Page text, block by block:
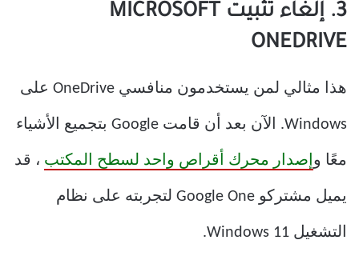
3. إلغاء تثبيت MICROSOFT
ONEDRIVE
هذا مثالي لمن يستخدمون منافسي OneDrive على
Windows. الآن بعد أن قامت Google بتجميع الأشياء
معًا و إصدار محرك أقراص واحد لسطح المكتب ، قد
يميل مشتركو Google One لتجربته على نظام
التشغيل Windows 11.